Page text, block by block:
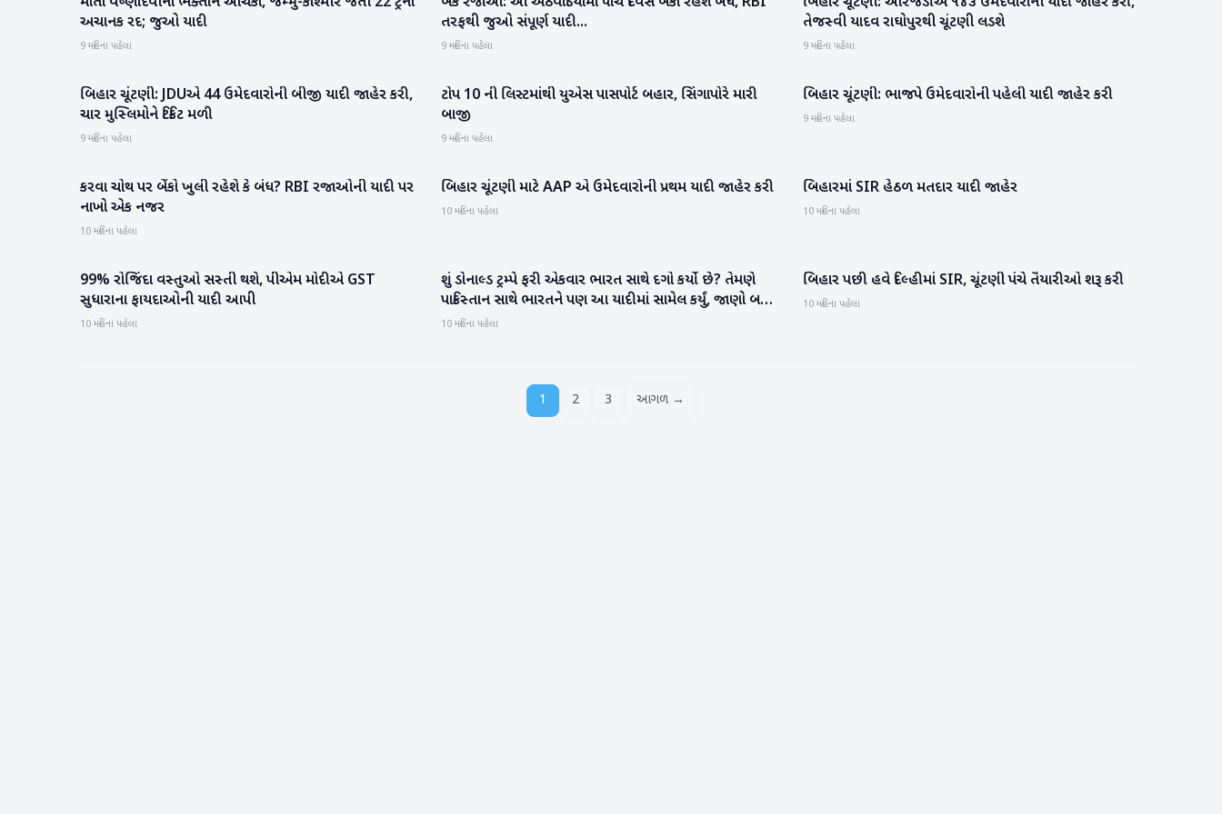
અચાનક રદ; જુઓ યાદી
9 મહિના પહેલા
તરફથી જુઓ સંપૂર્ણ યાદી...
9 મહિના પહેલા
તેજસ્વી યાદવ રાઘોપુરથી ચૂંટણી લડશે
9 મહિના પહેલા
રાજકારણ
બિહાર ચૂંટણી: JDUએ 44 ઉમેદવારોની બીજી યાદી જાહેર કરી,
ચાર મુસ્લિમોને ટિકિટ મળી
9 મહિના પહેલા
આંતરરાષ્ટ્રીય
ટોપ 10 ની લિસ્ટમાંથી યુએસ પાસપોર્ટ બહાર, સિંગાપોરે મારી
બાજી
9 મહિના પહેલા
રાજકારણ
બિહાર ચૂંટણી: ભાજપે ઉમેદવારોની પહેલી યાદી જાહેર કરી
9 મહિના પહેલા
બિઝનેસ
કરવા ચોથ પર બેંકો ખુલી રહેશે કે બંધ? RBI રજાઓની યાદી પર
નાખો એક નજર
10 મહિના પહેલા
રાષ્ટ્રીય
બિહાર ચૂંટણી માટે AAP એ ઉમેદવારોની પ્રથમ યાદી જાહેર કરી
10 મહિના પહેલા
રાષ્ટ્રીય
બિહારમાં SIR હેઠળ મતદાર યાદી જાહેર
10 મહિના પહેલા
રાષ્ટ્રીય
99% રોજિંદા વસ્તુઓ સસ્તી થશે, પીએમ મોદીએ GST
સુધારાના ફાયદાઓની યાદી આપી
10 મહિના પહેલા
આંતરરાષ્ટ્રીય
શું ડોનાલ્ડ ટ્રમ્પે ફરી એકવાર ભારત સાથે દગો કર્યો છે? તેમણે
પાકિસ્તાન સાથે ભારતને પણ આ યાદીમાં સામેલ કર્યું, જાણો બધું
જ..
10 મહિના પહેલા
રાષ્ટ્રીય
બિહાર પછી હવે દિલ્હીમાં SIR, ચૂંટણી પંચે તૈયારીઓ શરૂ કરી
10 મહિના પહેલા
1 2 3 આગળ →